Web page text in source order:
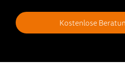
Kostenlose